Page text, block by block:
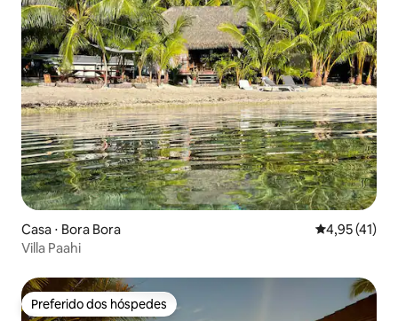
Casa ⋅ Bora Bora 4,95 de uma
4,95 (41)
Villa Paahi
Preferido dos hóspedes
Preferido dos hóspedes